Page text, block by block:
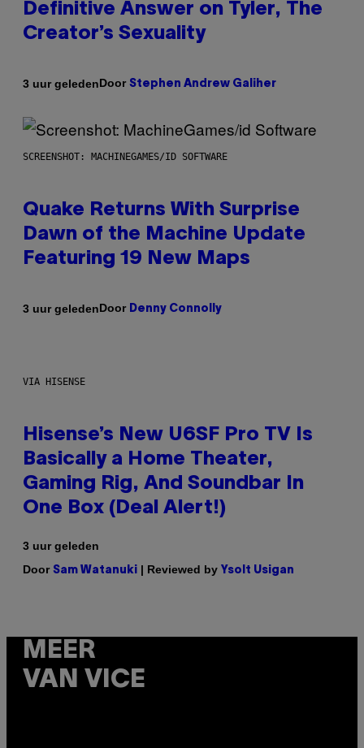
Definitive Answer on Tyler, The
Creator’s Sexuality
3 uur geledenDoor Stephen Andrew Galiher
SCREENSHOT: MACHINEGAMES/ID SOFTWARE
Quake Returns With Surprise
Dawn of the Machine Update
Featuring 19 New Maps
3 uur geledenDoor Denny Connolly
VIA HISENSE
Hisense’s New U6SF Pro TV Is
Basically a Home Theater,
Gaming Rig, And Soundbar In
One Box (Deal Alert!)
3 uur geleden
Door Sam Watanuki | Reviewed by Ysolt Usigan
MEER
VAN VICE